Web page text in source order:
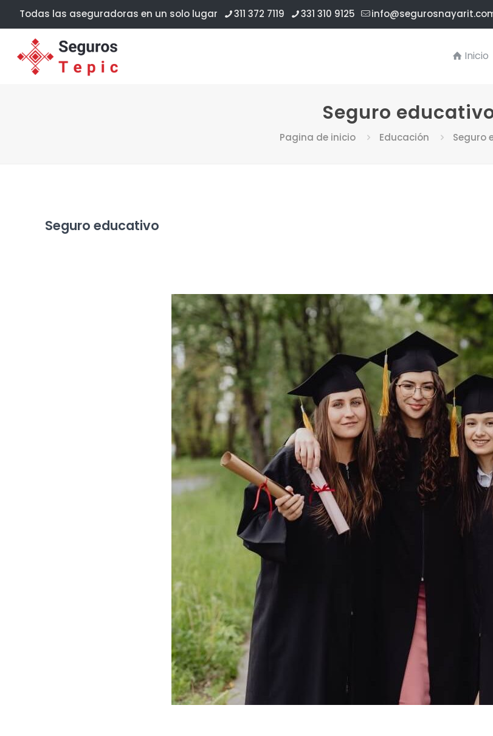
Todas las aseguradoras en un solo lugar 311 372 7119 331 310 9125
Inicio
Seguro
Pagina de inicio Educación Seguro
Seguro educativo